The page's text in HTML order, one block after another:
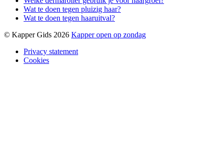
Wat te doen tegen pluizig haar?
Wat te doen tegen haaruitval?
© Kapper Gids 2026 Kapper open op zondag
Privacy statement
Cookies